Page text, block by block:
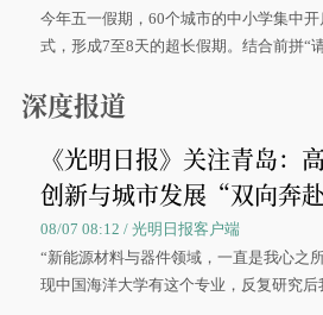
今年五一假期，60个城市的中小学集中
式，形成7至8天的超长假期。结合前拼“
深度报道
《光明日报》关注青岛：
创新与城市发展“双向奔
08/07 08:12 / 光明日报客户端
“新能源材料与器件领域，一直是我心之
现中国海洋大学有这个专业，反复研究后